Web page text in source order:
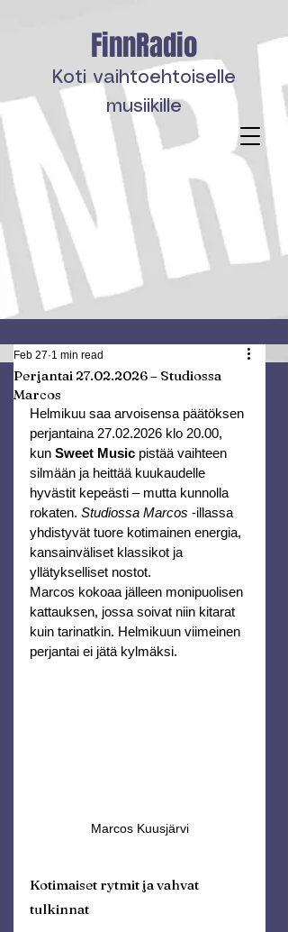
FinnRadio
Koti vaihtoehtoiselle
musiikille
Perjantai 27.02.2026 – Studiossa
Marcos
Feb 27 1 min read
Helmikuu saa arvoisensa päätöksen
perjantaina 27.02.2026 klo 20.00,
kun Sweet Music pistää vaihteen
silmään ja heittää kuukaudelle
hyvästit kepeästi – mutta kunnolla
rokaten. Studiossa Marcos -illassa
yhdistyvät tuore kotimainen energia,
kansainväliset klassikot ja
yllätykselliset nostot.
Marcos kokoaa jälleen monipuolisen
kattauksen, jossa soivat niin kitarat
kuin tarinatkin. Helmikuun viimeinen
perjantai ei jätä kylmäksi.
Marcos Kuusjärvi
Kotimaiset rytmit ja vahvat
tulkinnat